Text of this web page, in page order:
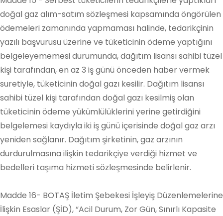
doğal gaz alım-satım sözleşmesi kapsamında öngörülen
ödemeleri zamanında yapmaması halinde, tedarikçinin
yazılı başvurusu üzerine ve tüketicinin ödeme yaptığını
belgeleyememesi durumunda, dağıtım lisansı sahibi tüzel
kişi tarafından, en az 3 iş günü önceden haber vermek
suretiyle, tüketicinin doğal gazı kesilir. Dağıtım lisansı
sahibi tüzel kişi tarafından doğal gazı kesilmiş olan
tüketicinin ödeme yükümlülüklerini yerine getirdiğini
belgelemesi kaydıyla iki iş günü içerisinde doğal gaz arzı
yeniden sağlanır. Dağıtım şirketinin, gaz arzının
durdurulmasına ilişkin tedarikçiye verdiği hizmet ve
bedelleri taşıma hizmeti sözleşmesinde belirlenir.
Madde 16- BOTAŞ İletim Şebekesi İşleyiş Düzenlemelerine
İlişkin Esaslar (ŞİD), “Acil Durum, Zor Gün, Sınırlı Kapasite